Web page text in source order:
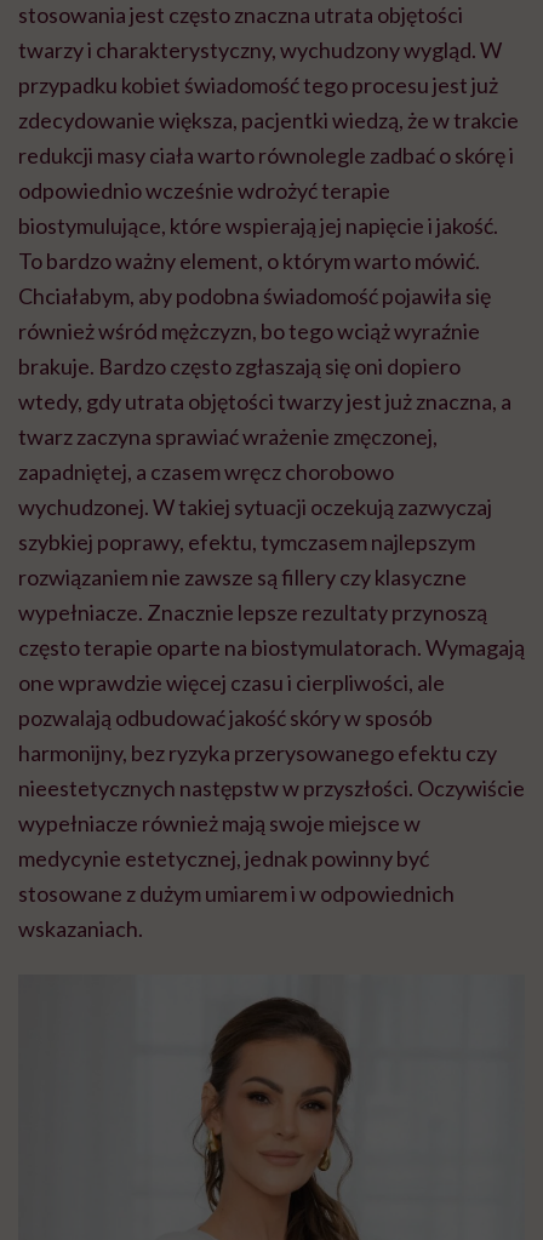
stosowania jest często znaczna utrata objętości
twarzy i charakterystyczny, wychudzony wygląd. W
przypadku kobiet świadomość tego procesu jest już
zdecydowanie większa, pacjentki wiedzą, że w trakcie
redukcji masy ciała warto równolegle zadbać o skórę i
odpowiednio wcześnie wdrożyć terapie
biostymulujące, które wspierają jej napięcie i jakość.
To bardzo ważny element, o którym warto mówić.
Chciałabym, aby podobna świadomość pojawiła się
również wśród mężczyzn, bo tego wciąż wyraźnie
brakuje. Bardzo często zgłaszają się oni dopiero
wtedy, gdy utrata objętości twarzy jest już znaczna, a
twarz zaczyna sprawiać wrażenie zmęczonej,
zapadniętej, a czasem wręcz chorobowo
wychudzonej. W takiej sytuacji oczekują zazwyczaj
szybkiej poprawy, efektu, tymczasem najlepszym
rozwiązaniem nie zawsze są fillery czy klasyczne
wypełniacze. Znacznie lepsze rezultaty przynoszą
często terapie oparte na biostymulatorach. Wymagają
one wprawdzie więcej czasu i cierpliwości, ale
pozwalają odbudować jakość skóry w sposób
harmonijny, bez ryzyka przerysowanego efektu czy
nieestetycznych następstw w przyszłości. Oczywiście
wypełniacze również mają swoje miejsce w
medycynie estetycznej, jednak powinny być
stosowane z dużym umiarem i w odpowiednich
wskazaniach.